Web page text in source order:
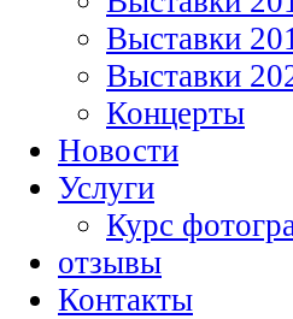
Выставки
Выставки
Концерты
Новости
Услуги
Курс
отзывы
Контакты